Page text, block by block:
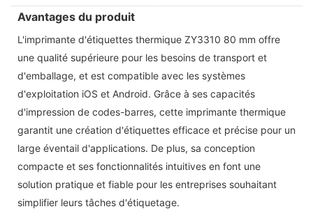
Avantages du produit
L'imprimante d'étiquettes thermique ZY3310 80 mm offre
une qualité supérieure pour les besoins de transport et
d'emballage, et est compatible avec les systèmes
d'exploitation iOS et Android. Grâce à ses capacités
d'impression de codes-barres, cette imprimante thermique
garantit une création d'étiquettes efficace et précise pour un
large éventail d'applications. De plus, sa conception
compacte et ses fonctionnalités intuitives en font une
solution pratique et fiable pour les entreprises souhaitant
simplifier leurs tâches d'étiquetage.